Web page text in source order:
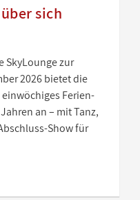
sich
SkyLounge zur
2026 bietet die
Ferien-
an – mit Tanz,
Show für